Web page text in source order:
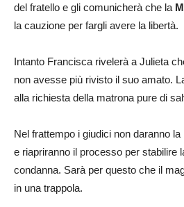
del fratello e gli comunicherà che la
la cauzione per fargli avere la libertà.
Intanto Francisca rivelerà a Julieta
non avesse più rivisto il suo amato.
alla richiesta della matrona pure di
Nel frattempo i giudici non daranno
e riapriranno il processo per stabilire
condanna. Sarà per questo che il
in una trappola.